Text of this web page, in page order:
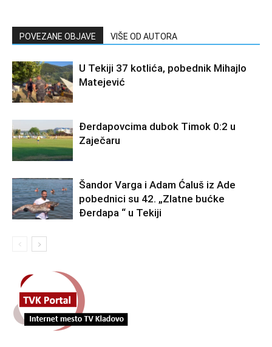
POVEZANE OBJAVE VIŠE OD AUTORA
U Tekiji 37 kotlića, pobednik Mihajlo
Matejević
Đerdapovcima dubok Timok 0:2 u
Zaječaru
Šandor Varga i Adam Ćaluš iz Ade
pobednici su 42. „Zlatne bućke
Đerdapa “ u Tekiji